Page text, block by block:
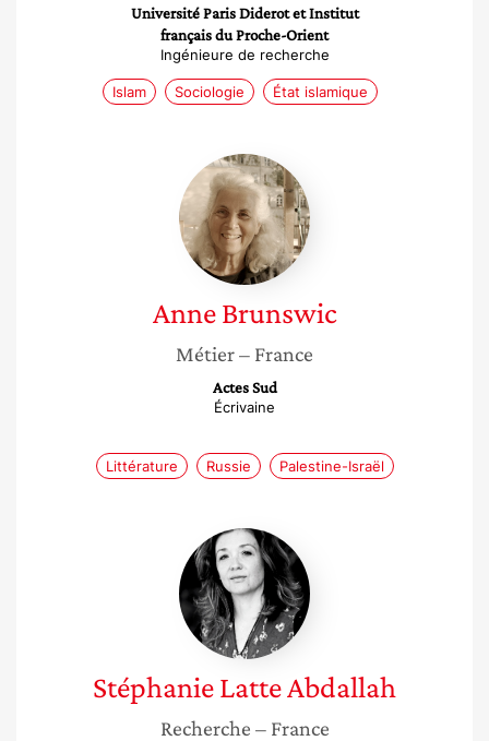
Université Paris Diderot et Institut
français du Proche-Orient
Ingénieure de recherche
Islam Sociologie État islamique
Anne
Brunswic
Anne Brunswic
Métier– France
Actes Sud
Écrivaine
Littérature Russie Palestine-Israël
Stéphanie
Latte
Abdallah
StéphanieLatte Abdallah
Recherche – France